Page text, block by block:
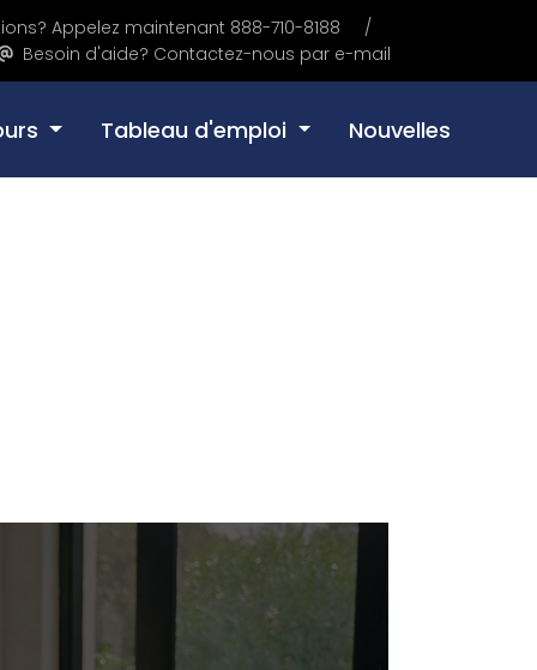
Appelez maintenant 888-710-8188
Besoin d'aide? Contactez-nous par e-mail
Tableau d'emploi Nouvelles